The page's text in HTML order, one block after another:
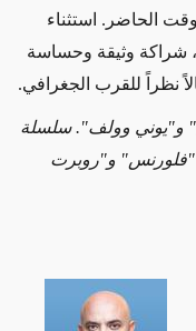
الحاضر. استثناء
شراكة وثيقة وحساسة
نظراً للقرب الجغرافي.
و"يوني وولف". سلسلة
"فلورنس" و"روبرت